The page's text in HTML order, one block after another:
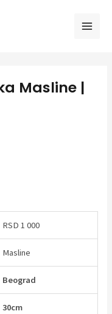
Masline |
RSD 1 000
Masline
Beograd
30cm